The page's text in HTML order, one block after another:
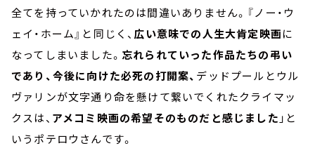
全てを持っていかれたのは間違いありません。『ノー・ウ
ェイ・ホーム』と同じく、 広い意味での人生大肯定映画に
なってしまいました。 忘れられていった作品たちの弔い
であり、今後に向けた必死の打開案、 デッドプールとウル
ヴァリンが文字通り命を懸けて繋いでくれたクライマッ
クスは、 アメコミ映画の希望そのものだと感じました 」と
いうポテロウさんです。